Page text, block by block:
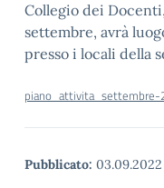
Collegio dei
settembre, avrà
presso i locali della
piano_attivita_settembre-
Pubblicato: 03.09.2022